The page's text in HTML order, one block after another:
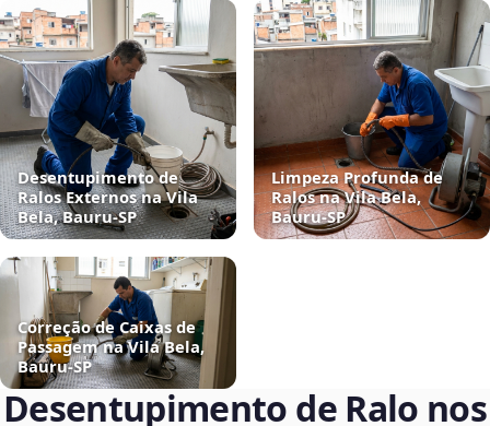
Desentupimento de
Ralos Externos na Vila
Bela, Bauru‑SP
Limpeza Profunda de
Ralos na Vila Bela,
Bauru‑SP
Correção de Caixas de
Passagem na Vila Bela,
Bauru‑SP
Desentupimento de Ralo nos